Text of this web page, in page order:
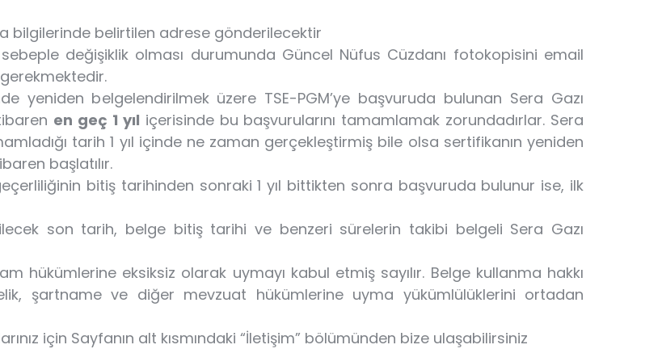
bilgilerinde belirtilen adrese gönderilecektir
değişiklik olması durumunda Güncel Nüfus Cüzdanı fotokopisini email
yeniden belgelendirilmek üzere TSE-PGM’ye başvuruda bulunan Sera Gazı
en geç 1 yıl içerisinde bu başvurularını tamamlamak zorundadırlar. Sera
tarih 1 yıl içinde ne zaman gerçekleştirmiş bile olsa sertifikanın yeniden
başlatılır.
bitiş tarihinden sonraki 1 yıl bittikten sonra başvuruda bulunur ise, ilk
son tarih, belge bitiş tarihi ve benzeri sürelerin takibi belgeli Sera Gazı
hükümlerine eksiksiz olarak uymayı kabul etmiş sayılır. Belge kullanma hakkı
şartname ve diğer mevzuat hükümlerine uyma yükümlülüklerini ortadan
için Sayfanın alt kısmındaki “İletişim” bölümünden bize ulaşabilirsiniz